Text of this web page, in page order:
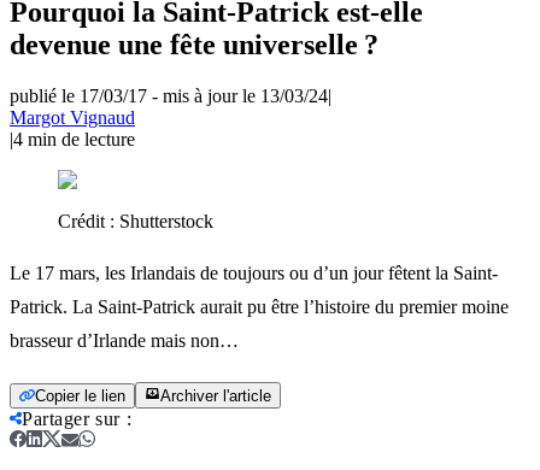
Pourquoi la Saint-Patrick est-elle
devenue une fête universelle ?
publié le 17/03/17 - mis à jour le 13/03/24|
Margot Vignaud
|4 min de lecture
Crédit : Shutterstock
Le 17 mars, les Irlandais de toujours ou d’un jour fêtent la Saint-
Patrick. La Saint-Patrick aurait pu être l’histoire du premier moine
brasseur d’Irlande mais non…
Copier le lien Archiver l'article
Partager sur: